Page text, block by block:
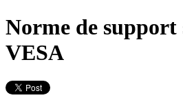
Norme de
VESA